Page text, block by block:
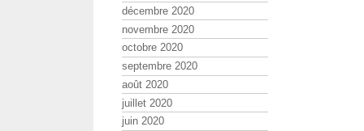
décembre 2020
novembre 2020
octobre 2020
septembre 2020
août 2020
juillet 2020
juin 2020